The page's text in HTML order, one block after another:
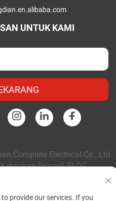
UNTUK KAMI
Complete Electrical Co., Ltd.
Kebijakan Privasi| BLOG
provide our services. If you